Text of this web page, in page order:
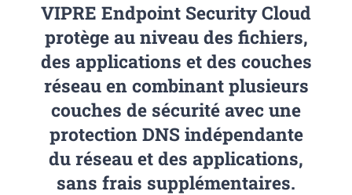
VIPRE Endpoint Security Cloud
protège au niveau des fichiers,
des applications et des couches
réseau en combinant plusieurs
couches de sécurité avec une
protection DNS indépendante
du réseau et des applications,
sans frais supplémentaires.